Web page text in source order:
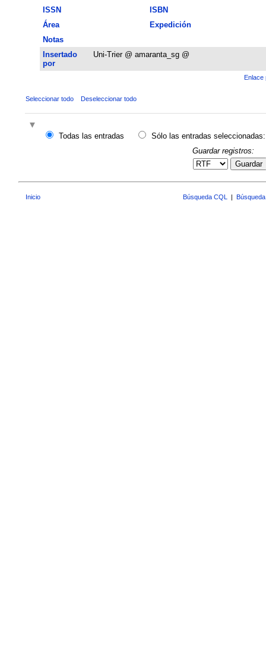
ISSN
ISBN
Área
Expedición
Notas
Insertado
por
Uni-Trier @ amaranta_sg @
Enlace
Seleccionar todo Deseleccionar todo
Todas las entradas
Sólo las entradas seleccionadas:
Guardar registros:
Guardar
Inicio Búsqueda CQL